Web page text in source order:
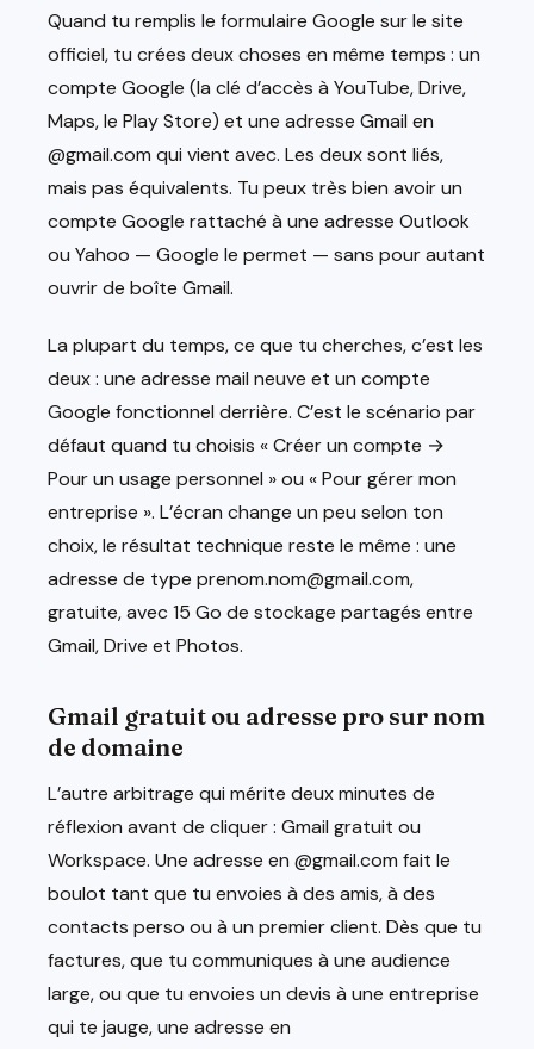
Quand tu remplis le formulaire Google sur le site
officiel, tu crées deux choses en même temps : un
compte Google (la clé d’accès à YouTube, Drive,
Maps, le Play Store) et une adresse Gmail en
@gmail.com qui vient avec. Les deux sont liés,
mais pas équivalents. Tu peux très bien avoir un
compte Google rattaché à une adresse Outlook
ou Yahoo — Google le permet — sans pour autant
ouvrir de boîte Gmail.
La plupart du temps, ce que tu cherches, c’est les
deux : une adresse mail neuve et un compte
Google fonctionnel derrière. C’est le scénario par
défaut quand tu choisis « Créer un compte →
Pour un usage personnel » ou « Pour gérer mon
entreprise ». L’écran change un peu selon ton
choix, le résultat technique reste le même : une
adresse de type prenom.nom@gmail.com,
gratuite, avec 15 Go de stockage partagés entre
Gmail, Drive et Photos.
Gmail gratuit ou adresse pro sur nom
de domaine
L’autre arbitrage qui mérite deux minutes de
réflexion avant de cliquer : Gmail gratuit ou
Workspace. Une adresse en @gmail.com fait le
boulot tant que tu envoies à des amis, à des
contacts perso ou à un premier client. Dès que tu
factures, que tu communiques à une audience
large, ou que tu envoies un devis à une entreprise
qui te jauge, une adresse en